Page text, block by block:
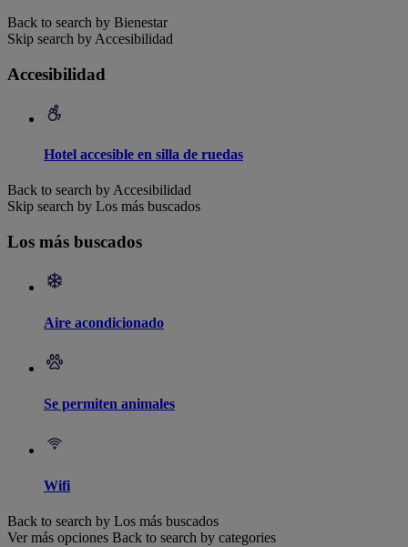
Back to search by Bienestar
Skip search by Accesibilidad
Accesibilidad
Hotel accesible en silla de ruedas
Back to search by Accesibilidad
Skip search by Los más buscados
Los más buscados
Aire acondicionado
Se permiten animales
Wifi
Back to search by Los más buscados
Ver más opciones Back to search by categories